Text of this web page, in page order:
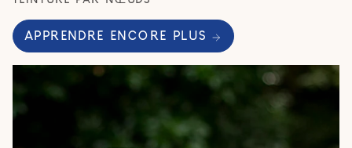
APPRENDRE ENCORE PLUS